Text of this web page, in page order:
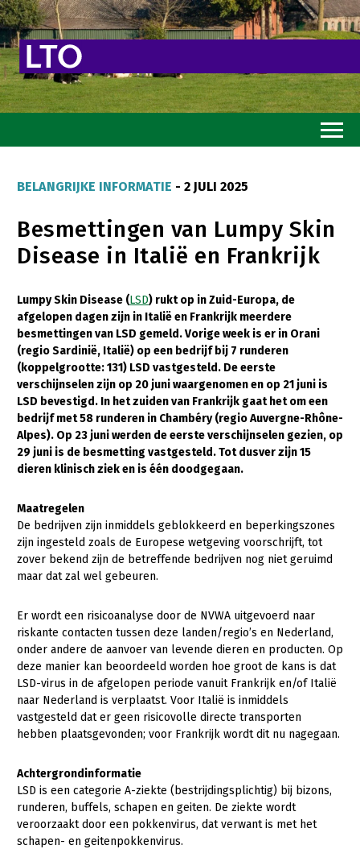
Goed eten
Mooi groen
Sterk ondernemerschap
Transitiepaden
Thema’s
Gezonde planten
Gezonde dieren
Natuur, klimaat en energie
Bodem en water
Platteland en omgeving
Mens, ondernemerschap en onderwijs
Internationaal
Dier
Biologische Landbouw
Geitenhouderij
Kalverhouderij
Melkveehouderij
Paardenhouderij
Pluimveehouderij
Akkerbouw
Biologische Landbouw
Bomen, vaste planten en zomerbloemen
Fruitteelt
Glastuinbouw
Multifunctionele landbouw
Multifunctioneel
Onderwerpen
Nieuwsabonnement
Webinars
BELANGRIJKE INFORMATIE - 2 JULI 2025
Besmettingen van Lumpy Skin
Disease in Italië en Frankrijk
Lumpy Skin Disease (LSD) rukt op in Zuid-Europa, de
afgelopen dagen zijn in Italië en Frankrijk meerdere
besmettingen van LSD gemeld. Vorige week is er in Orani
(regio Sardinië, Italië) op een bedrijf bij 7 runderen
(koppelgrootte: 131) LSD vastgesteld. De eerste
verschijnselen zijn op 20 juni waargenomen en op 21 juni is
LSD bevestigd. In het zuiden van Frankrijk gaat het om een
bedrijf met 58 runderen in Chambéry (regio Auvergne-Rhône-
Alpes). Op 23 juni werden de eerste verschijnselen gezien, op
29 juni is de besmetting vastgesteld. Tot dusver zijn 15
dieren klinisch ziek en is één doodgegaan.
Maatregelen
De bedrijven zijn inmiddels geblokkeerd en beperkingszones
zijn ingesteld zoals de Europese wetgeving voorschrijft, tot
zover bekend zijn de betreffende bedrijven nog niet geruimd
maar dat zal wel gebeuren.
Er wordt een risicoanalyse door de NVWA uitgevoerd naar
riskante contacten tussen deze landen/regio’s en Nederland,
onder andere de aanvoer van levende dieren en producten. Op
deze manier kan beoordeeld worden hoe groot de kans is dat
LSD-virus in de afgelopen periode vanuit Frankrijk en/of Italië
naar Nederland is verplaatst. Voor Italië is inmiddels
vastgesteld dat er geen risicovolle directe transporten
hebben plaatsgevonden; voor Frankrijk wordt dit nu nagegaan.
Achtergrondinformatie
LSD is een categorie A-ziekte (bestrijdingsplichtig) bij bizons,
runderen, buffels, schapen en geiten. De ziekte wordt
veroorzaakt door een pokkenvirus, dat verwant is met het
schapen- en geitenpokkenvirus.